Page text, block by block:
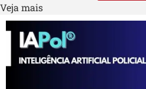
Veja mais